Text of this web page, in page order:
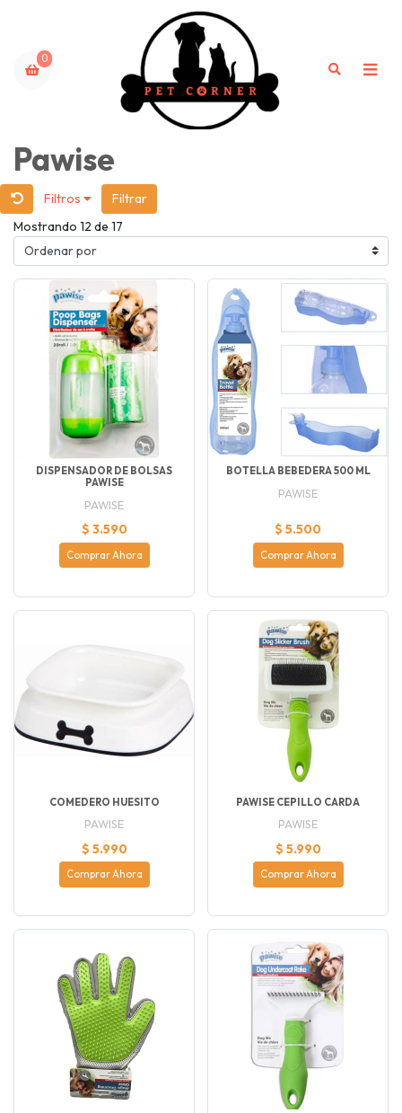
0
Pawise
Filtros
Filtrar
Mostrando 12 de 17
DISPENSADOR DE BOLSAS
PAWISE
PAWISE
$ 3.590
Comprar Ahora
BOTELLA BEBEDERA 500 ML
PAWISE
$ 5.500
Comprar Ahora
COMEDERO HUESITO
PAWISE
$ 5.990
Comprar Ahora
PAWISE CEPILLO CARDA
PAWISE
$ 5.990
Comprar Ahora